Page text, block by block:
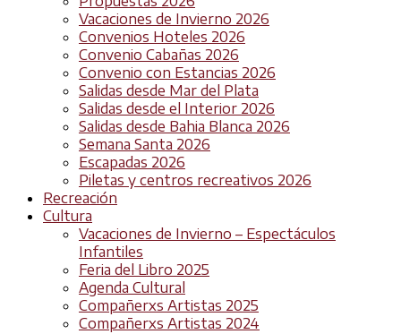
Vacaciones de Invierno 2026
Convenios Hoteles 2026
Convenio Cabañas 2026
Convenio con Estancias 2026
Salidas desde Mar del Plata
Salidas desde el Interior 2026
Salidas desde Bahia Blanca 2026
Semana Santa 2026
Escapadas 2026
Piletas y centros recreativos 2026
Recreación
Cultura
Vacaciones de Invierno – Espectáculos
Infantiles
Feria del Libro 2025
Agenda Cultural
Compañerxs Artistas 2025
Compañerxs Artistas 2024